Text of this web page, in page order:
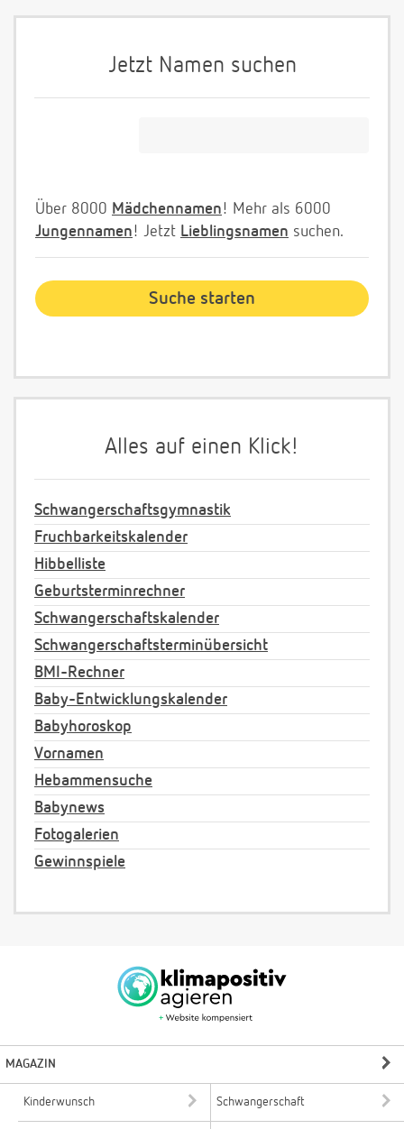
Jetzt Namen suchen
Über 8000 Mädchennamen! Mehr als 6000
Jungennamen! Jetzt Lieblingsnamen suchen.
Alles auf einen Klick!
Schwangerschaftsgymnastik
Fruchbarkeitskalender
Hibbelliste
Geburtsterminrechner
Schwangerschaftskalender
Schwangerschaftsterminübersicht
BMI-Rechner
Baby-Entwicklungskalender
Babyhoroskop
Vornamen
Hebammensuche
Babynews
Fotogalerien
Gewinnspiele
MAGAZIN
Kinderwunsch Schwangerschaft